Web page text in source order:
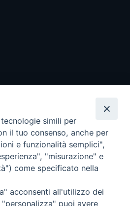
- Tutti i diritti riservati - Vita
simili per
il tuo consenso, anche per
e funzionalità semplici",
"misurazione" e
come specificato nella
acconsenti all'utilizzo dei
puoi avere